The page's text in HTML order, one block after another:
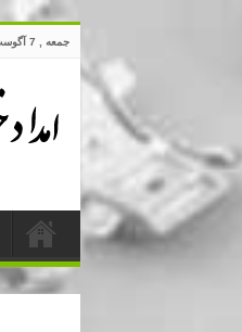
جمعه , 7 آگوست 2026